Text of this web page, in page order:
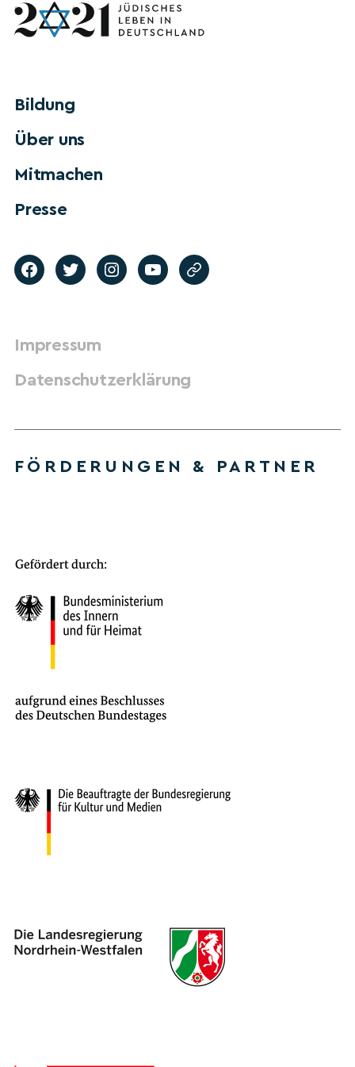
Bildung
Über uns
Mitmachen
Presse
Impressum
Datenschutzerklärung
FÖRDERUNGEN & PARTNER